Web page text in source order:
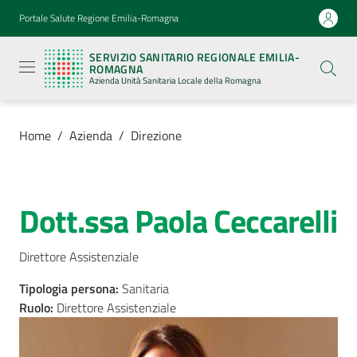
Vai al contenuto
Vai alla navigazione
Vai al footer
Portale Salute Regione Emilia-Romagna
SERVIZIO SANITARIO REGIONALE EMILIA-
ROMAGNA
Azienda Unità Sanitaria Locale della Romagna
Sanitario
Regionale
Emilia-
Romagna
Azienda
Sanitaria
Locale della
Azienda
Servizi
Luoghi
Home / Azienda / Direzione
Salta al contenuto
Dott.ssa Paola Ceccarelli
Direttore Assistenziale
Tipologia persona: Sanitaria
Ruolo: Direttore Assistenziale